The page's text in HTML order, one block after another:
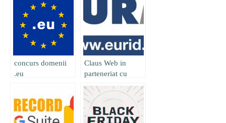
concurs domenii
.eu
Claus Web in
parteneriat cu
EURID
organizeaza
concurs